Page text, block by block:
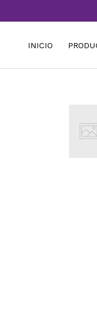
INICIO